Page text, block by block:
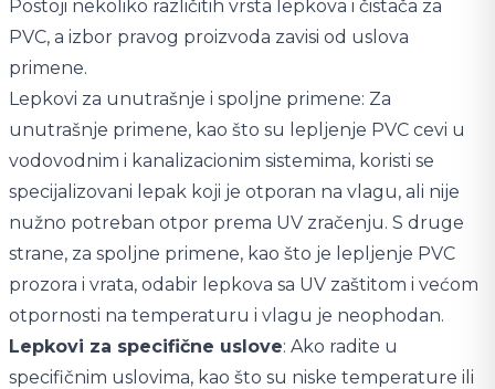
Postoji nekoliko različitih vrsta lepkova i čistača za
PVC, a izbor pravog proizvoda zavisi od uslova
primene.
Lepkovi za unutrašnje i spoljne primene: Za
unutrašnje primene, kao što su lepljenje PVC cevi u
vodovodnim i kanalizacionim sistemima, koristi se
specijalizovani lepak koji je otporan na vlagu, ali nije
nužno potreban otpor prema UV zračenju. S druge
strane, za spoljne primene, kao što je lepljenje PVC
prozora i vrata, odabir lepkova sa UV zaštitom i većom
otpornosti na temperaturu i vlagu je neophodan.
Lepkovi za specifične uslove: Ako radite u
specifičnim uslovima, kao što su niske temperature ili